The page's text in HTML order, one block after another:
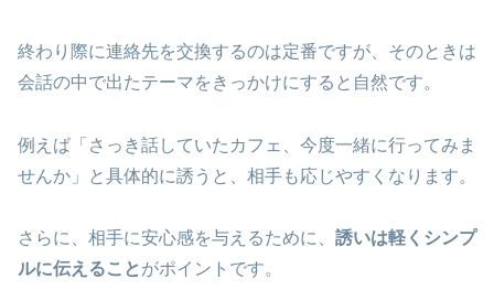
終わり際に連絡先を交換するのは定番ですが、そのときは
会話の中で出たテーマをきっかけにすると自然です。
例えば「さっき話していたカフェ、今度一緒に行ってみま
せんか」と具体的に誘うと、相手も応じやすくなります。
さらに、相手に安心感を与えるために、 誘いは軽くシンプ
ルに伝えることがポイントです。